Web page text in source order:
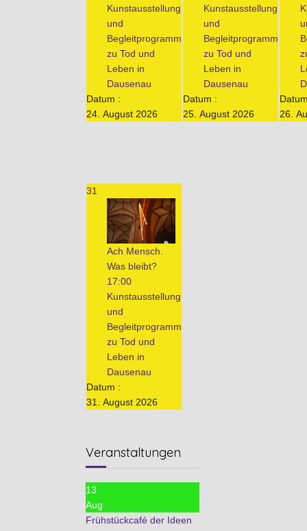
Kunstausstellung
und
Begleitprogramm
zu Tod und
Leben in
Dausenau
Datum :
24. August 2026
Kunstausstellung
und
Begleitprogramm
zu Tod und
Leben in
Dausenau
Datum :
25. August 2026
26.
31
Ach Mensch.
Was bleibt?
17:00
Kunstausstellung
und
Begleitprogramm
zu Tod und
Leben in
Dausenau
Datum :
31. August 2026
Veranstaltungen
13
Aug
Frühstückcafé der Ideen